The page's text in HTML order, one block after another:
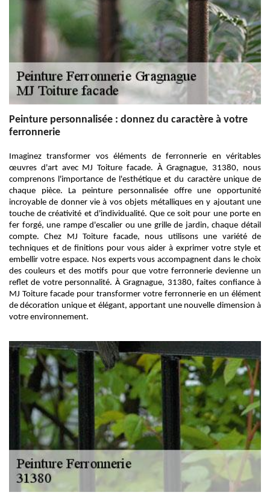
Peinture personnalisée : donnez du caractère à votre
ferronnerie
Imaginez transformer vos éléments de ferronnerie en véritables
œuvres d'art avec MJ Toiture facade. À Gragnague, 31380, nous
comprenons l'importance de l'esthétique et du caractère unique de
chaque pièce. La peinture personnalisée offre une opportunité
incroyable de donner vie à vos objets métalliques en y ajoutant une
touche de créativité et d'individualité. Que ce soit pour une porte en
fer forgé, une rampe d'escalier ou une grille de jardin, chaque détail
compte. Chez MJ Toiture facade, nous utilisons une variété de
techniques et de finitions pour vous aider à exprimer votre style et
embellir votre espace. Nos experts vous accompagnent dans le choix
des couleurs et des motifs pour que votre ferronnerie devienne un
reflet de votre personnalité. À Gragnague, 31380, faites confiance à
MJ Toiture facade pour transformer votre ferronnerie en un élément
de décoration unique et élégant, apportant une nouvelle dimension à
votre environnement.